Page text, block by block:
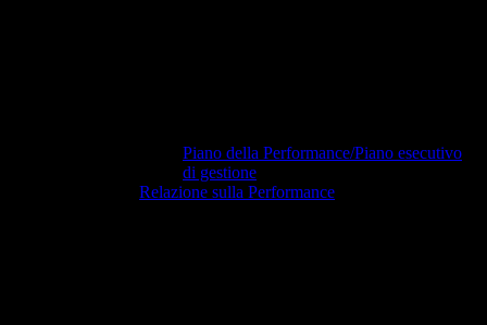
Piano della Performance/Piano esecutivo
di gestione
Relazione sulla Performance